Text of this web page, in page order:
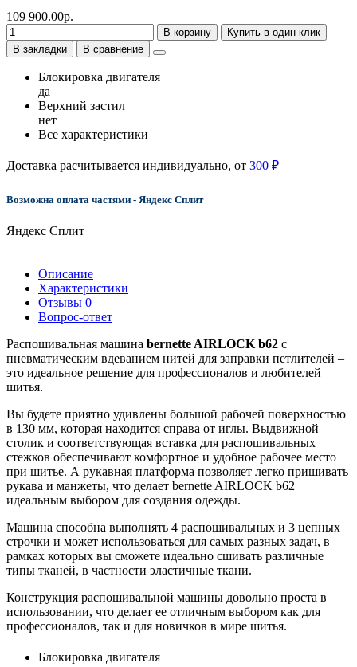
109 900.00р.
В корзину
Купить в один клик
В закладки
В сравнение
Блокировка двигателя
да
Верхний застил
нет
Все характеристики
Доставка расчитывается индивидуально, от 300 ₽
Возможна оплата частями - Яндекс Сплит
Яндекс Сплит
Описание
Характеристики
Отзывы 0
Вопрос-ответ
Распошивальная машина bernette AIRLOCK b62 с
пневматическим вдеванием нитей для заправки петлителей –
это идеальное решение для профессионалов и любителей
шитья.
Вы будете приятно удивлены большой рабочей поверхностью
в 130 мм, которая находится справа от иглы. Выдвижной
столик и соответствующая вставка для распошивальных
стежков обеспечивают комфортное и удобное рабочее место
при шитье. А рукавная платформа позволяет легко пришивать
рукава и манжеты, что делает bernette AIRLOCK b62
идеальным выбором для создания одежды.
Машина способна выполнять 4 распошивальных и 3 цепных
строчки и может использоваться для самых разных задач, в
рамках которых вы сможете идеально сшивать различные
типы тканей, в частности эластичные ткани.
Конструкция распошивальной машины довольно проста в
использовании, что делает ее отличным выбором как для
профессионалов, так и для новичков в мире шитья.
Блокировка двигателя